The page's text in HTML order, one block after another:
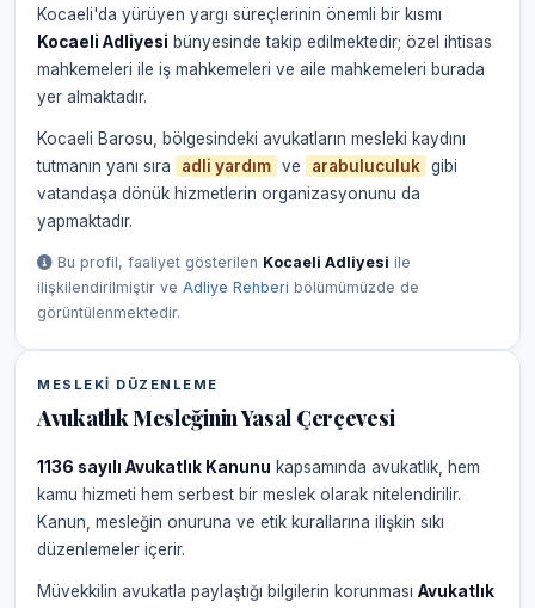
Kocaeli'da yürüyen yargı süreçlerinin önemli bir kısmı
Kocaeli Adliyesi bünyesinde takip edilmektedir; özel ihtisas
mahkemeleri ile iş mahkemeleri ve aile mahkemeleri burada
yer almaktadır.
Kocaeli Barosu, bölgesindeki avukatların mesleki kaydını
tutmanın yanı sıra
adli yardım ve arabuluculuk gibi
vatandaşa dönük hizmetlerin organizasyonunu da
yapmaktadır.
Bu profil, faaliyet gösterilen Kocaeli Adliyesi ile
ilişkilendirilmiştir ve Adliye Rehberi bölümümüzde de
görüntülenmektedir.
MESLEKI DÜZENLEME
Avukatlık Mesleğinin Yasal Çerçevesi
1136 sayılı Avukatlık Kanunu kapsamında avukatlık, hem
kamu hizmeti hem serbest bir meslek olarak nitelendirilir.
Kanun, mesleğin onuruna ve etik kurallarına ilişkin sıkı
düzenlemeler içerir.
Müvekkilin avukatla paylaştığı bilgilerin korunması Avukatlık